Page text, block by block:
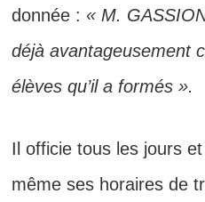
donnée : « M.
déjà avantageusement
élèves qu’il a formés ».
Il officie tous les jours
même ses horaires de